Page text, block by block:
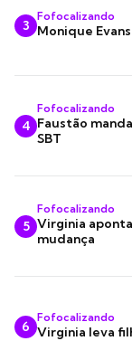
3
Fofocalizando
Monique
4
Fofocalizando
Faustão
SBT
5
Fofocalizando
Virginia
mudança
6
Fofocalizando
Virginia leva